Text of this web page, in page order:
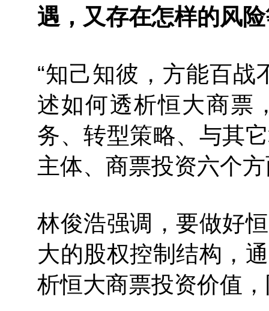
遇，又存在怎样的风
“知己知彼，方能百战
述如何透析恒大商票
务、转型策略、与其
主体、商票投资六个
林俊浩强调，要做好
大的股权控制结构，
析恒大商票投资价值